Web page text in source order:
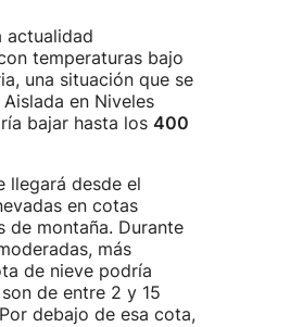
actualidad
temperaturas bajo
una situación que se
en Niveles
bajar hasta los 400
llegará desde el
en cotas
de montaña. Durante
más
de nieve podría
de entre 2 y 15
debajo de esa cota,